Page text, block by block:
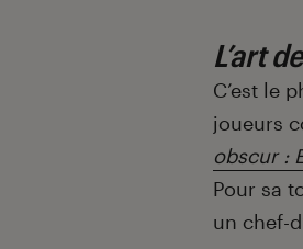
L’art
C’est le
joueurs
obscur :
Pour sa
un chef-